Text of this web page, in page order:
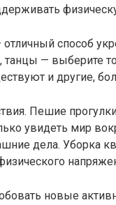
способ
танцы — выберите
и другие,
Пешие
увидеть мир
дела. Уборка
новые